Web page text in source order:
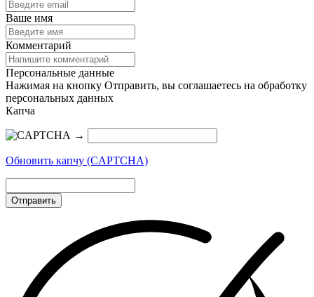
Ваше имя
Комментарий
Персональные данные
Нажимая на кнопку Отправить, вы соглашаетесь на обработку
персональных данных
Капча
→
Обновить капчу (CAPTCHA)
Отправить